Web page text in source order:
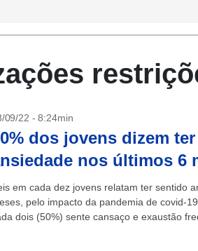
09/22 - 8:24min
dos jovens dizem
nos últimos 6
em cada dez jovens relatam ter sentido
pelo impacto da pandemia de covid-
dois (50%) sente cansaço e exaustão